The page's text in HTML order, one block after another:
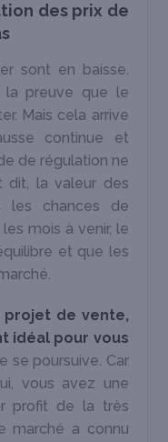
des prix de
sont en baisse.
la preuve que le
Mais cela arrive
continue et
de régulation ne
dit, la valeur des
les chances de
mois à venir, le
et que les
projet de vente,
idéal pour vous
se poursuive. Car
vous avez une
profit de la très
marché a connu